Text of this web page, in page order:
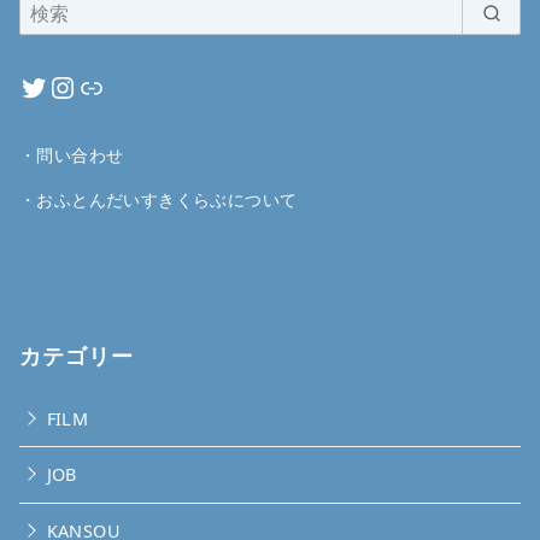
・ 問い合わせ
・ おふとんだいすきくらぶについて
カテゴリー
FILM
JOB
KANSOU